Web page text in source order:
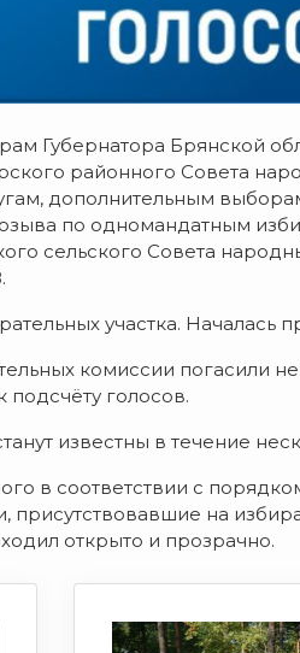
Губернатора Брянской
районного Совета
дополнительным
по одномандатным
сельского Совета
участка. Началась
комиссии погасили
голосов.
известны в течение
в соответствии с
на
открыто и прозрачно.